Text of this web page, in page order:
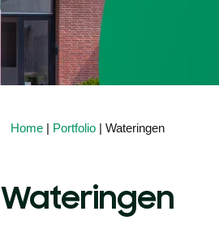
Home | Portfolio | Wateringen
Wateringen